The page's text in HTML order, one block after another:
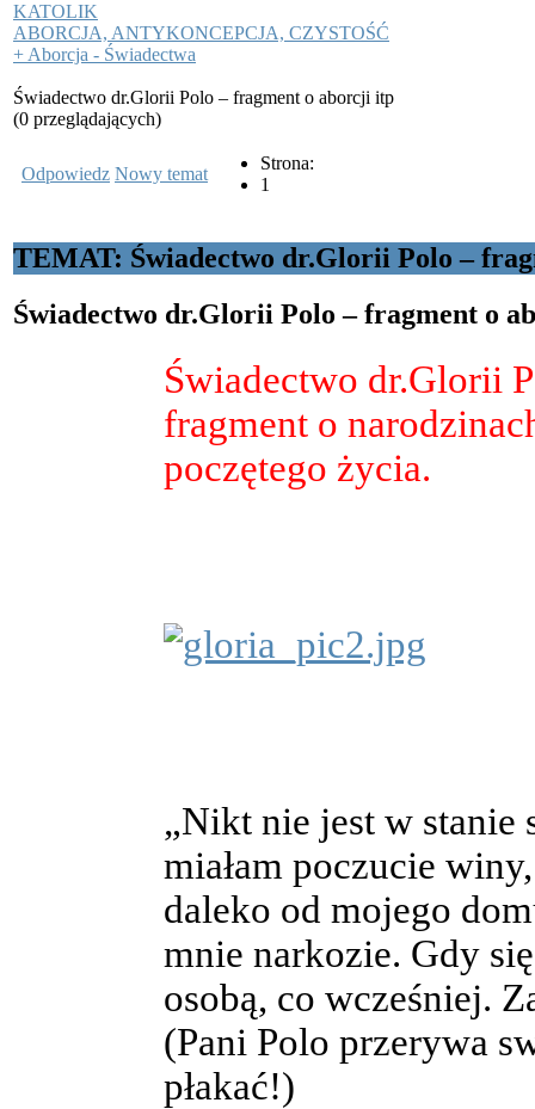
KATOLIK
ABORCJA, ANTYKONCEPCJA, CZYSTOŚĆ
+ Aborcja - Świadectwa
Świadectwo dr.Glorii Polo – fragment o aborcji itp
(0 przeglądających)
Odpowiedz Nowy temat
Strona:
1
TEMAT: Świadectwo dr.Glorii Polo –
Świadectwo dr.Glorii Polo – fragment o
Świadectwo dr.Glorii
fragment o
poczętego życia.
„Nikt nie jest w stanie
miałam poczucie
daleko od mojego
mnie narkozie. Gdy
osobą, co wcześniej.
(Pani Polo przerywa
płakać!)